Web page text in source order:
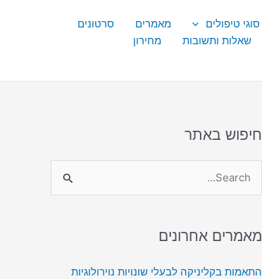
סוגי טיפולים מאמרים
סרטונים
שאלות ותשובות
מחירון
חיפוש באתר
rמאמרים אחרונים
התאמות בקליניקה לבעלי שונויות נוירולוגיות